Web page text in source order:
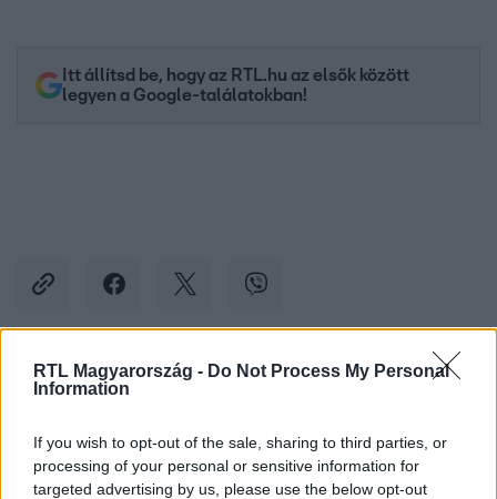
RTL Magyarország - Do Not Process My Personal
Information
If you wish to opt-out of the sale, sharing to third parties, or
processing of your personal or sensitive information for
targeted advertising by us, please use the below opt-out
Itt állítsd be, hogy az RTL.hu az elsők között
legyen a Google-találatokban!
Kövess minket, és értesülj a friss hírekről a
Követem